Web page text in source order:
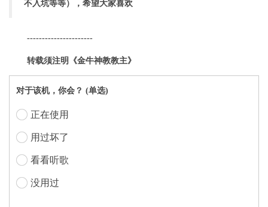
不入坑等等），希望大家喜欢
----------------------
转载须注明《金牛神教教主》
对于该机，你会？ (单选)
正在使用
用过坏了
看看听歌
没用过